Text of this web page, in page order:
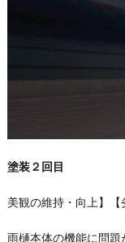
塗装２回目
美観の維持・向上】【
雨樋本体の機能に問題